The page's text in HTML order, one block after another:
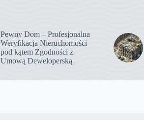
Pewny Dom – Profesjonalna
Weryfikacja Nieruchomości
pod kątem Zgodności z
Umową Deweloperską